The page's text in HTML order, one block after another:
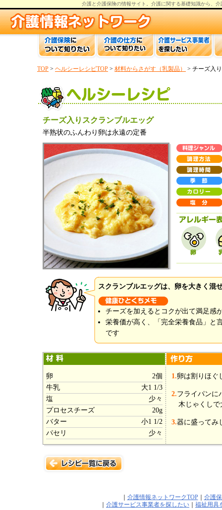
介護と介護保険の情報サイト。 介護に関する基礎知識から、 介
TOP > ヘルシーレシピTOP > 材料からさがす（乳製品） > チーズ入
チーズ入りスクランブルエッグ
半熟状のふんわり卵は永遠の定番
スクランブルエッグは、卵を大きく混
チーズを加えるとコクが出て満足感
栄養価が高く、「完全栄養食品」と
です
卵
2個
牛乳
大1 1/3
塩
少々
プロセスチーズ
20g
バター
小1 1/2
パセリ
少々
1.卵は割りほぐ
2.フライパンに
木じゃくし
3.器に盛ってみ
介護情報ネットワークTOP｜ 介護
介護サービス事業者を探したい 福祉用具